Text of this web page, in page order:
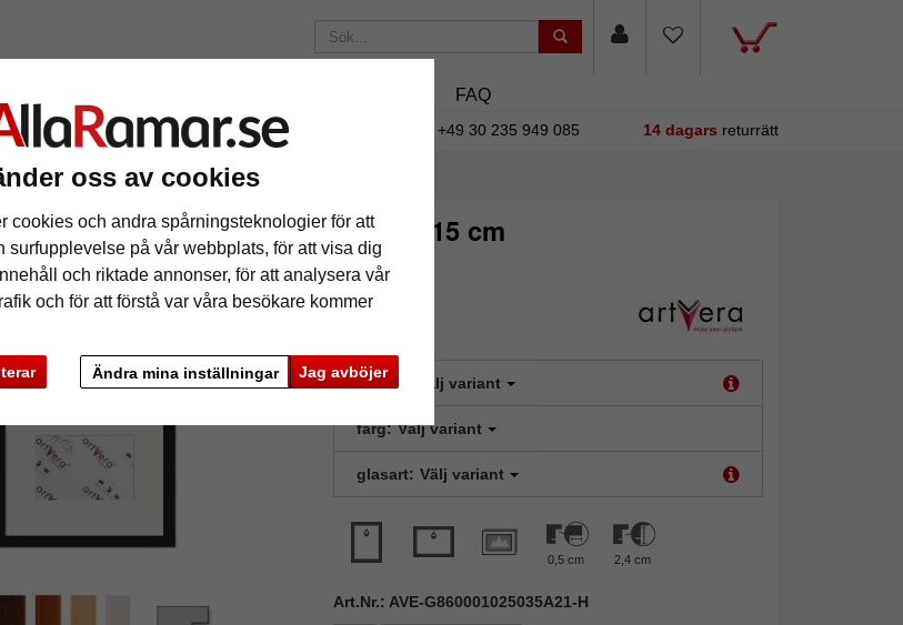
oss av cookies
cookies och andra spårningsteknologier för att
surfupplevelse på vår webbplats, för att visa dig
och riktade annonser, för att analysera vår
och för att förstå var våra besökare kommer
Jag avböjer
Ändra mina inställningar
FAQ
Oavsett hur mycket du beställer. +49 30 235 949 085 14 dagars returrätt
bilder, 25x35 cm - 10x15 cm
för 2 bilder, 25x35 cm - 10x15 cm
format: Välj variant
färg: Välj variant
glasart: Välj variant
0,5 cm 2,4 cm
Art.Nr.: AVE-G860001025035A21-H